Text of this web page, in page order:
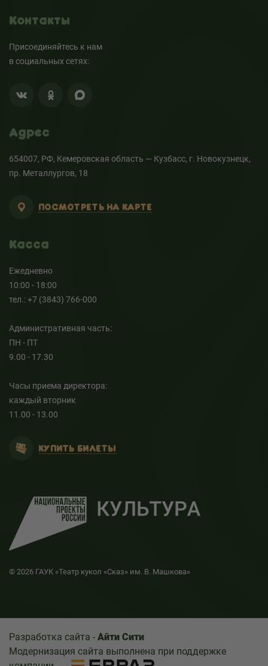
Контакты
Присоединяйтесь к нам
в социальных сетях:
Адрес
654007, РФ, Кемеровская область — Кузбасс, г. Новокузнецк,
пр. Металлургов, 18
ПОСМОТРЕТЬ НА КАРТЕ
Касса
Ежедневно
10:00 - 18:00
тел.: +7 (3843) 766-000
Административная часть:
ПН - ПТ
9.00 - 17.30
Часы приема директора:
каждый вторник
11.00 - 13.00
КУПИТЬ БИЛЕТЫ
© 2026 ГАУК «Театр кукол «Сказ» им. В. Машкова»
Разработка сайта - Айти Сити
Модернизация сайта выполнена при поддержке